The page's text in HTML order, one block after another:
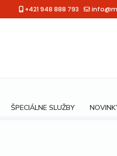
+421 948 888 793
ŠPECIÁLNE SLUŽBY